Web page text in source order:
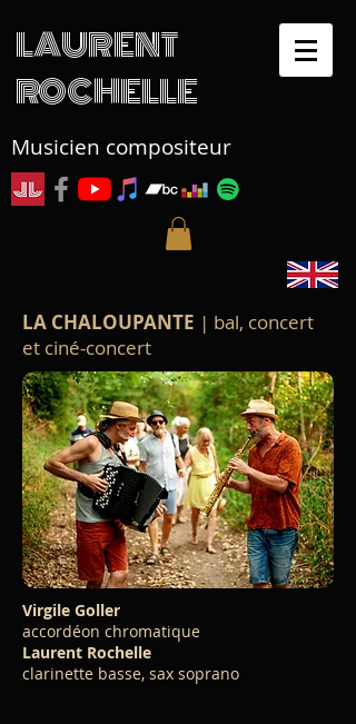
LAURENT
ROCHELLE
Musicien compositeur
LA CHALOUPANTE | bal, concert
et ciné-concert
Virgile Goller
accordéon chromatique
Laurent Rochelle
clarinette basse, sax soprano